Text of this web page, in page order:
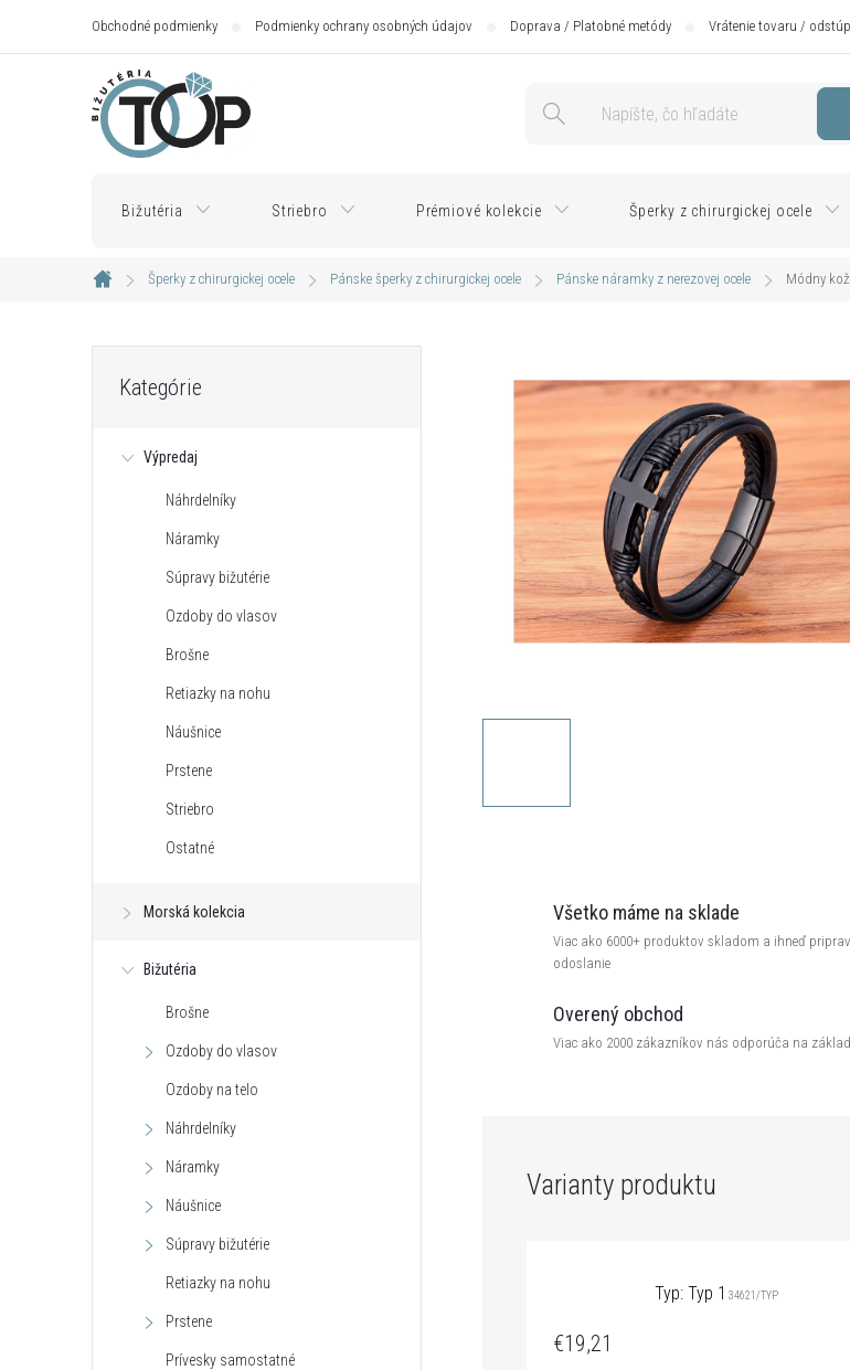
Obchodné podmienky Podmienky ochrany osobných údajov Doprava / Platobné metódy Vrátenie tovaru /
Bižutéria Striebro Prémiové kolekcie Šperky z chirurgickej ocele
Domov
Šperky z chirurgickej ocele Pánske šperky z chirurgickej ocele Pánske náramky z nerezovej ocele Módny
kategórie
Kategórie
Výpredaj
Náhrdelníky
Náramky
Súpravy bižutérie
Ozdoby do vlasov
Brošne
Retiazky na nohu
Náušnice
Prstene
Striebro
Ostatné
Morská kolekcia
Bižutéria
Brošne
Ozdoby do vlasov
Ozdoby na telo
Náhrdelníky
Náramky
Náušnice
Súpravy bižutérie
Retiazky na nohu
Prstene
Prívesky samostatné
Všetko máme na sklade
Viac ako 6000+ produktov skladom a ihneď
odoslanie
Overený obchod
Viac ako 2000 zákazníkov nás odporúča na
Typ: Typ 1 34621/TYP
€19,21